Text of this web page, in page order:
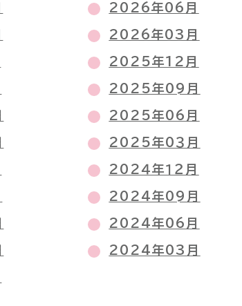
2026年06月
2026年03月
2025年12月
2025年09月
2025年06月
2025年0３月
202４年１２月
2024年09月
2024年06月
2024年03月